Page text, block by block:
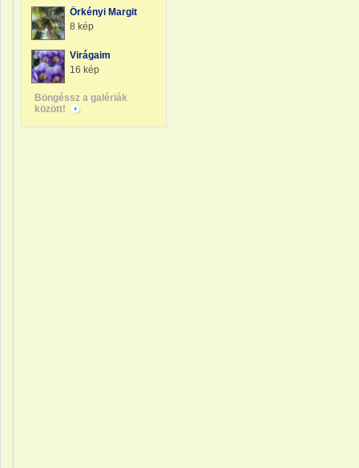
Örkényi Margit
8 kép
Virágaim
16 kép
Böngéssz a galériák
között!